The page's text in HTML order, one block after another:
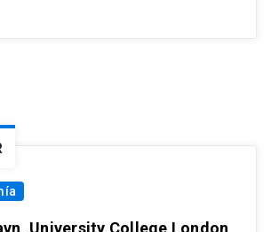
University College London